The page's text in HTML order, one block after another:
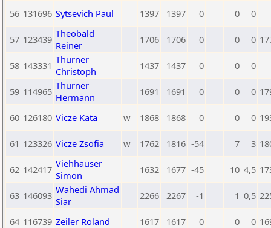
56 131696 Sytsevich Paul 1397 1397 0 0 0
57 123439 Theobald
Reiner
1706 1706 0 0 0
58 143331 Thurner
Christoph
1437 1437 0 0 0
59 114965 Thurner
Hermann
1691 1691 0 0 0
60 126180 Vicze Kata w 1868 1868 0 0 0
61 123326 Vicze Zsofia w 1762 1816 -54 7 3
62 142417 Viehhauser
Simon
1632 1677 -45 10 4,5
63 146093 Wahedi Ahmad
Siar
2266 2267 -1 1 0,5
64 116739 Zeiler Roland 1617 1617 0 0 0